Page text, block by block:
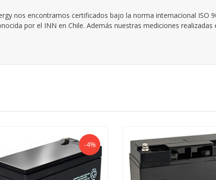
nos encontramos certificados bajo la norma internacional ISO
por el INN en Chile. Además nuestras mediciones
-4%